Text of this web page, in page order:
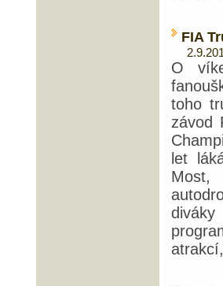
FIA
O
toho
závod
let